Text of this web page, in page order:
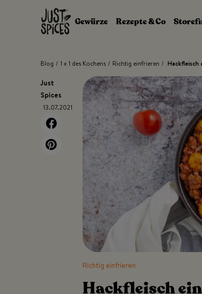
Zum Inhalt springen
Gewürze
Rezepte & Co
Blog / 1 x 1 des Kochens / Richtig einfrieren /
Just
Spices
13.07.2021
Richtig einfrieren
Hackfleisch